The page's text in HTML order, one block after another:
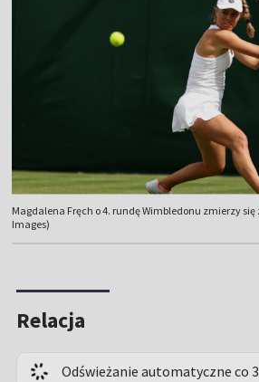
Magdalena Fręch o 4. rundę Wimbledonu zmierzy się
Images)
Relacja
Odświeżanie automatyczne co